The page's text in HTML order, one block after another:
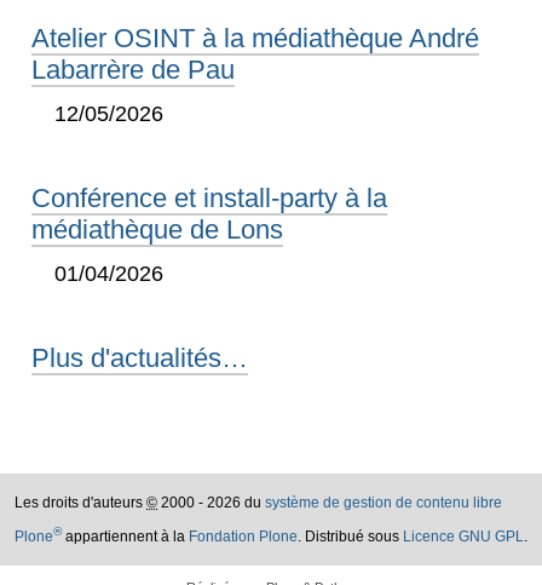
Atelier OSINT à la médiathèque André
Labarrère de Pau
12/05/2026
Conférence et install-party à la
médiathèque de Lons
01/04/2026
Plus d'actualités…
Les droits d'auteurs © 2000 - 2026 du système de gestion de contenu libre
Plone®appartiennent à la Fondation Plone. Distribué sous Licence GNU GPL.